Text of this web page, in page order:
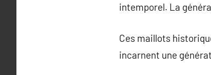
intemporel. La
Ces maillots
incarnent une